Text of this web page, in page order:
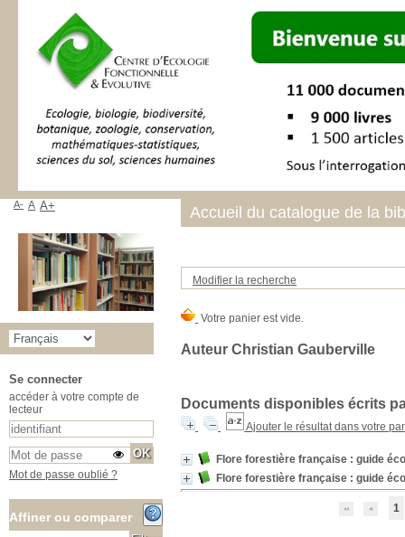
Modifier la recherche
Auteur Christian Gauberville
Documents disponibles écrits
Ajouter le résultat dans votre
Flore forestière française : guide
Flore forestière française : guide
1
Accueil du catalogue de la
A- A A+
Se connecter
accéder à votre compte de
lecteur
Mot de passe oublié ?
Affiner ou comparer